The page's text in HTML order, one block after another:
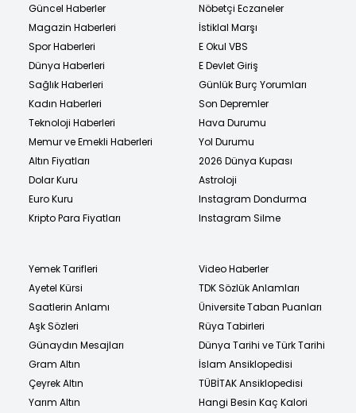
Güncel Haberler
Magazin Haberleri
Spor Haberleri
Dünya Haberleri
Sağlık Haberleri
Kadın Haberleri
Teknoloji Haberleri
Memur ve Emekli Haberleri
Altın Fiyatları
Dolar Kuru
Euro Kuru
Kripto Para Fiyatları
Nöbetçi Eczaneler
İstiklal Marşı
E Okul VBS
E Devlet Giriş
Günlük Burç Yorumları
Son Depremler
Hava Durumu
Yol Durumu
2026 Dünya Kupası
Astroloji
Instagram Dondurma
Instagram Silme
Yemek Tarifleri
Ayetel Kürsi
Saatlerin Anlamı
Aşk Sözleri
Günaydın Mesajları
Gram Altın
Çeyrek Altın
Yarım Altın
Video Haberler
TDK Sözlük Anlamları
Üniversite Taban Puanları
Rüya Tabirleri
Dünya Tarihi ve Türk Tarihi
İslam Ansiklopedisi
TÜBİTAK Ansiklopedisi
Hangi Besin Kaç Kalori